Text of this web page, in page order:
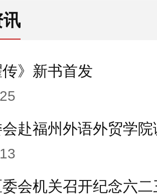
传》新书首发
赴福州外语外贸学
会机关召开纪念六